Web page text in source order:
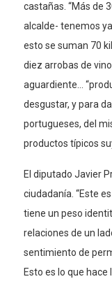
castañas. “Más de
alcalde- tenemos
esto se suman 70
diez arrobas de
aguardiente…
desgustar, y para
portugueses, del
productos típicos
El diputado Javier
ciudadanía. “Este
tiene un peso
relaciones de un
sentimiento de
Esto es lo que